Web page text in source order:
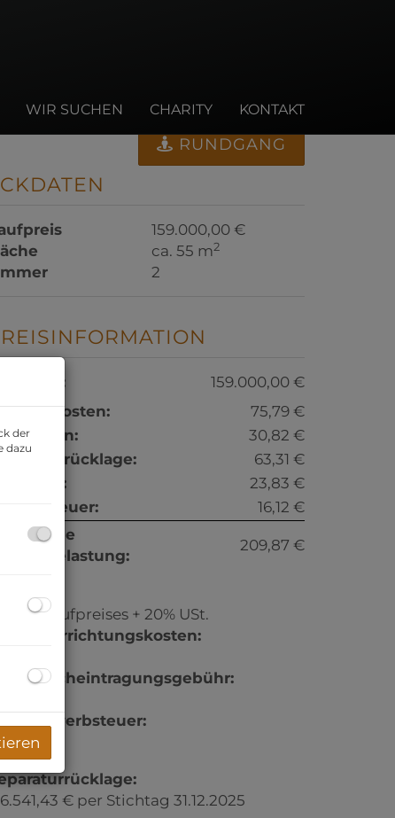
WIR SUCHEN CHARITY KONTAKT
RUNDGANG
159.000,00 €
ca. 55 m2
2
159.000,00 €
75,79 €
30,82 €
63,31 €
23,83 €
16,12 €
209,87 €
des Kaufpreises + 20% USt.
€ per Stichtag 31.12.2025
der
dazu